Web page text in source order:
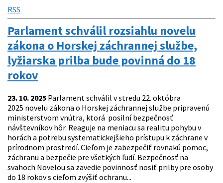
RSS
Parlament schválil rozsiahlu novelu
zákona o Horskej záchrannej službe,
lyžiarska prilba bude povinná do 18
rokov
23. 10. 2025 Parlament schválil v stredu 22. októbra
2025 novelu zákona o Horskej záchrannej službe pripravenú
ministerstvom vnútra, ktorá posilní bezpečnosť
návštevníkov hôr. Reaguje na meniacu sa realitu pohybu v
horách a potrebu systematickejšieho prístupu k záchrane v
prírodnom prostredí. Cieľom je zabezpečiť rovnakú pomoc,
záchranu a bezpečie pre všetkých ľudí. Bezpečnosť na
svahoch Novelou sa zavedie povinnosť nosiť prilby pre osoby
do 18 rokov s cieľom zvýšiť ochranu...